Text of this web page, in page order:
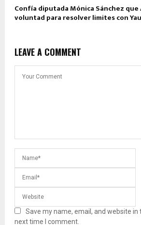
Confía diputada Mónica Sánchez
voluntad para resolver limites con
LEAVE A COMMENT
Save my name, email, and website
next time I comment.